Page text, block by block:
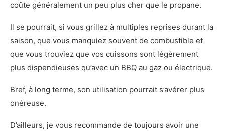
coûte généralement un peu plus cher que le propane.
Il se pourrait, si vous grillez à multiples reprises durant la
saison, que vous manquiez souvent de combustible et
que vous trouviez que vos cuissons sont légèrement
plus dispendieuses qu’avec un BBQ au gaz ou électrique.
Bref, à long terme, son utilisation pourrait s’avérer plus
onéreuse.
D’ailleurs, je vous recommande de toujours avoir une